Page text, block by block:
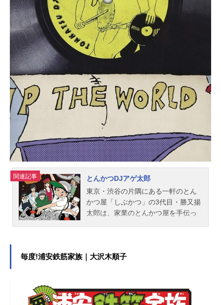
（14歳）：梶裕貴伊東守（14歳）：
高城元気青沼瞬（14歳）：村瀬歩ス
クィーラ：浪川大輔奇狼丸：平田広
明スタッフ監督：石浜真史助監督：
ヤマトナオミチシリーズ構成：十川
誠志トータルデザインコンセプト：
イン：依りメインキャラクターデザ
イン：久保田誓色彩設計：安部なぎ
さ美術監督：山根左帆音楽：小森茂
生アニメーション制作：A-1Pictures
主題歌OP：「割れたリンゴ...
関連記事
とんかつDJアゲ太郎
東京・渋谷の片隅にある一軒のとん
かつ屋「しぶかつ」の3代目・勝又揚
太郎は、家業のとんかつ屋を手伝っ
頃、出前を任された揚げ太郎が届け
く、ストレスフリーな空間の虜にな
ったアゲ太郎は、クラブカルチャー
毎度!浦安鉄筋家族｜大沢木順子